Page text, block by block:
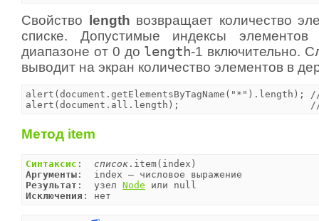
Свойство length возвращает количество
списке. Допустимые индексы
диапазоне от 0 до length-1 включительно.
выводит на экран количество элементов в
alert(document.getElementsByTagName("*").length);
alert(document.all.length);                       //
Метод item
Синтаксис : список
Аргументы
Результат :  узел Node
Исключения : нет